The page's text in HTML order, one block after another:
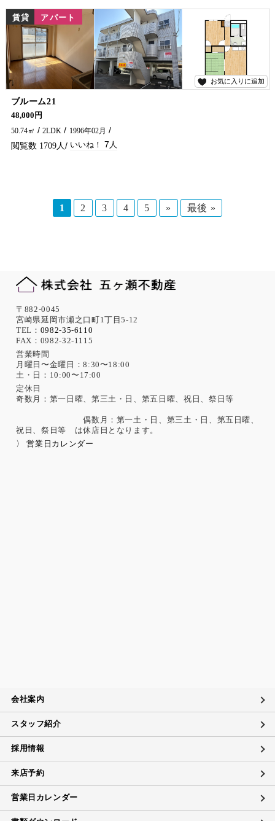
お気に入りに追加
賃貸 アパート
ブルーム21
小学校やショッピングセンター、県病院が近く利便性抜群♪2DKの広々空間も魅力です！ 延岡市でアパートをお探しなら、五ヶ瀬不動産にお問い合わせください！！
48,000円
50.74㎡
2LDK 1996年02月
1709 7
1 2 3 4 5 » 最後 »
〒882-0045
宮崎県延岡市瀬之口町1丁目5-12
TEL： 0982-35-6110
FAX：0982-32-1115
営業時間
月曜日〜金曜日：8:30〜18:00
土・日：10:00〜17:00
定休日
奇数月：第一日曜、第三土・日、第五日曜、祝日、祭日等
偶数月：第一土・日、第三土・日、第五日曜、
祝日、祭日等 は休店日となります。
〉 営業日カレンダー
会社案内
スタッフ紹介
採用情報
来店予約
営業日カレンダー